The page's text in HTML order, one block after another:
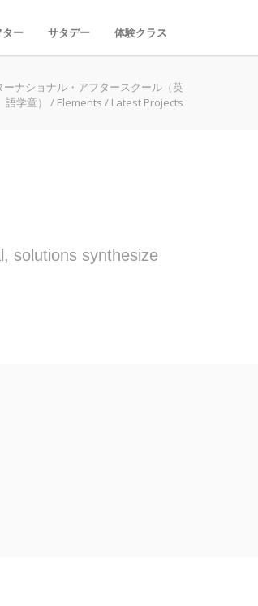
ター サタデー 体験クラス
ナショナル・アフタースクール（英
語学童）
/ Elements / Latest Projects
solutions synthesize